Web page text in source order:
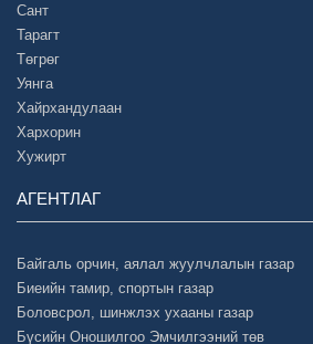
Сант
Тарагт
Төгрөг
Уянга
Хайрхандулаан
Хархорин
Хужирт
АГЕНТЛАГ
Байгаль орчин, аялал жуулчлалын газар
Биеийн тамир, спортын газар
Боловсрол, шинжлэх ухааны газар
Бүсийн Оношилгоо Эмчилгээний төв